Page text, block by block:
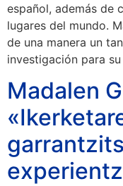
español, además de
lugares del mundo.
de una manera un
investigación para
Madalen